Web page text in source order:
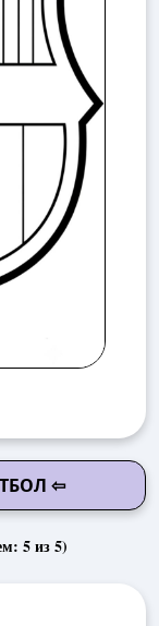
⇦
5из 5)